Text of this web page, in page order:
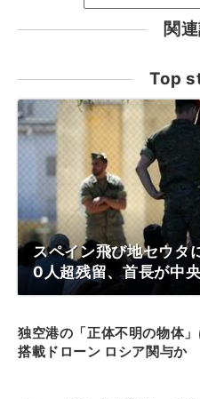
関
Top
スペイン飛び地セウタ
0人超残留、首長が中
独空港の「正体不明の物体
搭載ドローン ロシア関与か